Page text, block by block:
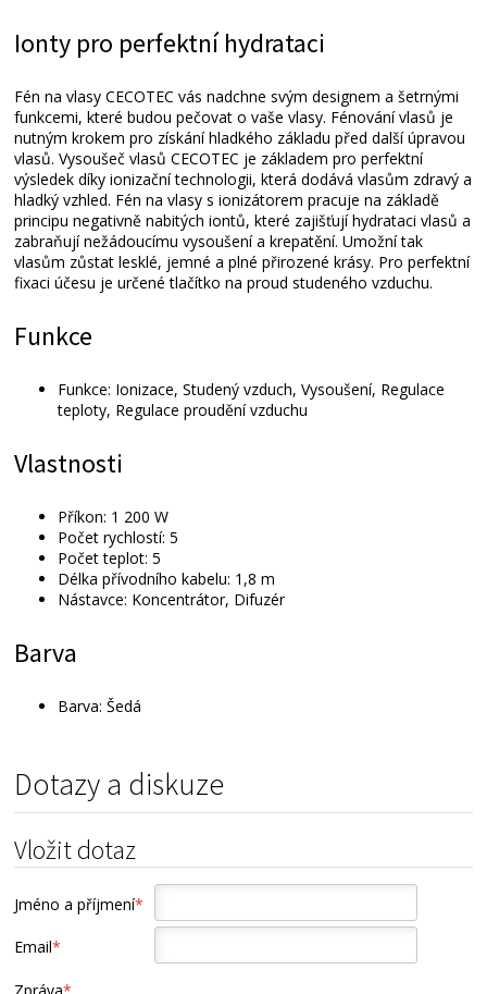
Ionty pro perfektní hydrataci
Fén na vlasy CECOTEC vás nadchne svým designem a šetrnými
funkcemi, které budou pečovat o vaše vlasy. Fénování vlasů je
nutným krokem pro získání hladkého základu před další úpravou
vlasů. Vysoušeč vlasů CECOTEC je základem pro perfektní
výsledek díky ionizační technologii, která dodává vlasům zdravý a
hladký vzhled. Fén na vlasy s ionizátorem pracuje na základě
principu negativně nabitých iontů, které zajišťují hydrataci vlasů a
zabraňují nežádoucímu vysoušení a krepatění. Umožní tak
vlasům zůstat lesklé, jemné a plné přirozené krásy. Pro perfektní
fixaci účesu je určené tlačítko na proud studeného vzduchu.
Funkce
Funkce: Ionizace, Studený vzduch, Vysoušení, Regulace
teploty, Regulace proudění vzduchu
Vlastnosti
Příkon: 1 200 W
Počet rychlostí: 5
Počet teplot: 5
Délka přívodního kabelu: 1,8 m
Nástavce: Koncentrátor, Difuzér
Barva
Barva: Šedá
Dotazy a diskuze
Vložit dotaz
Jméno a příjmení*
Email*